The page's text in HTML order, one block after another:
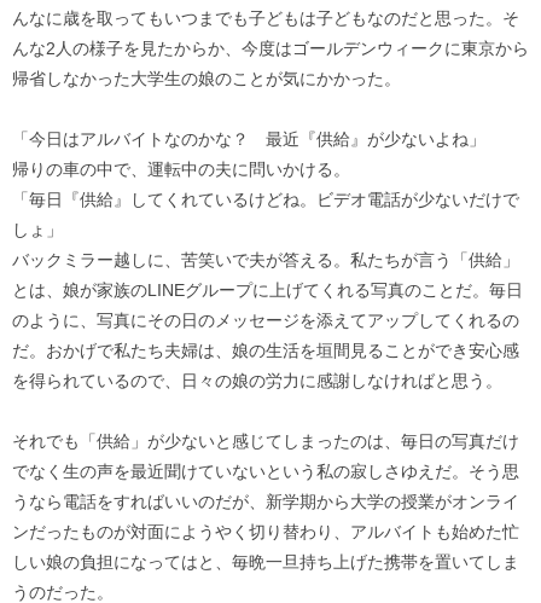
んなに歳を取ってもいつまでも子どもは子どもなのだと思った。そ
んな2人の様子を見たからか、今度はゴールデンウィークに東京から
帰省しなかった大学生の娘のことが気にかかった。
「今日はアルバイトなのかな？ 最近『供給』が少ないよね」
帰りの車の中で、運転中の夫に問いかける。
「毎日『供給』してくれているけどね。ビデオ電話が少ないだけで
しょ」
バックミラー越しに、苦笑いで夫が答える。私たちが言う「供給」
とは、娘が家族のLINEグループに上げてくれる写真のことだ。毎日
のように、写真にその日のメッセージを添えてアップしてくれるの
だ。おかげで私たち夫婦は、娘の生活を垣間見ることができ安心感
を得られているので、日々の娘の労力に感謝しなければと思う。
それでも「供給」が少ないと感じてしまったのは、毎日の写真だけ
でなく生の声を最近聞けていないという私の寂しさゆえだ。そう思
うなら電話をすればいいのだが、新学期から大学の授業がオンライ
ンだったものが対面にようやく切り替わり、アルバイトも始めた忙
しい娘の負担になってはと、毎晩一旦持ち上げた携帯を置いてしま
うのだった。